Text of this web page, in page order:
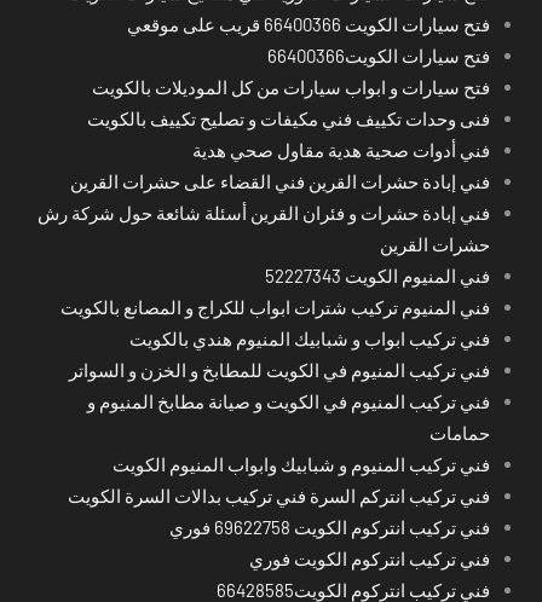
فتح سيارات الكويت 66400366 قريب على موقعي
فتح سيارات الكويت66400366
فتح سيارات و ابواب سيارات من كل الموديلات بالكويت
فنى وحدات تكييف فني مكيفات و تصليح تكييف بالكويت
فني أدوات صحية هدية مقاول صحي هدية
فني إبادة حشرات القرين فني القضاء على حشرات القرين
فني إبادة حشرات و فئران القرين أسئلة شائعة حول شركة رش
حشرات القرين
فني المنيوم الكويت 52227343
فني المنيوم تركيب شترات ابواب للكراج و المصانع بالكويت
فني تركيب ابواب و شبابيك المنيوم هندي بالكويت
فني تركيب المنيوم في الكويت للمطابخ و الخزن و السواتر
فني تركيب المنيوم في الكويت و صيانة مطابخ المنيوم و
حمامات
فني تركيب المنيوم و شبابيك وابواب المنيوم الكويت
فني تركيب انتركم السرة فني تركيب بدالات السرة الكويت
فني تركيب انتركوم الكويت 69622758 فوري
فني تركيب انتركوم الكويت فوري
فني تركيب انتركوم الكويت66428585